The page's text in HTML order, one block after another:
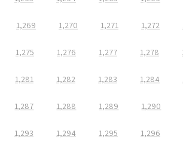
1,269 1,270 1,271 1,272
1,275 1,276 1,277 1,278
1,281 1,282 1,283 1,284
1,287 1,288 1,289 1,290
1,293 1,294 1,295 1,296